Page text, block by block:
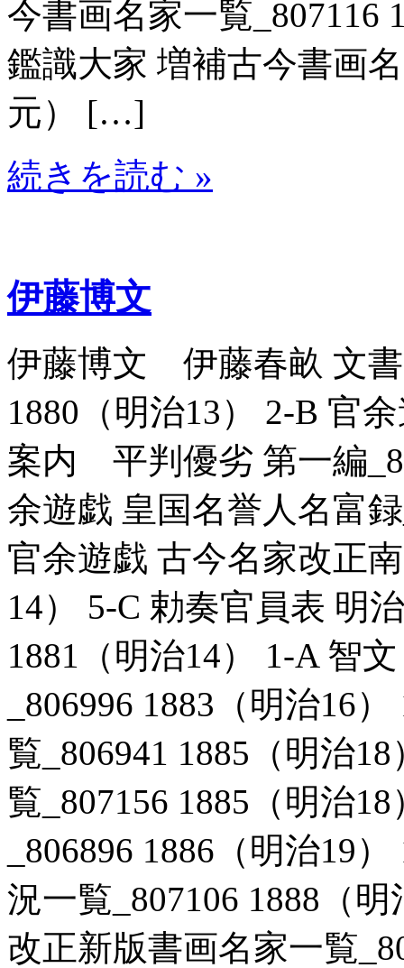
今書画名家一覧_807116
鑑識大家 増補古今書画
元） […]
続きを読む »
伊藤博文
伊藤博文 伊藤春畝 文書
1880（明治13） 2-B 官
案内 平判優劣 第一編
余遊戯 皇国名誉人名富
官余遊戯 古今名家改正
14） 5-C 勅奏官員表 明
1881（明治14） 1-A 智
_806996 1883（明治16
覧_806941 1885（明治
覧_807156 1885（明治
_806896 1886（明治19
況一覧_807106 1888（
改正新版書画名家一覧